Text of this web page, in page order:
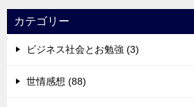
カテゴリー
ビジネス社会とお勉強 (3)
世情感想 (88)